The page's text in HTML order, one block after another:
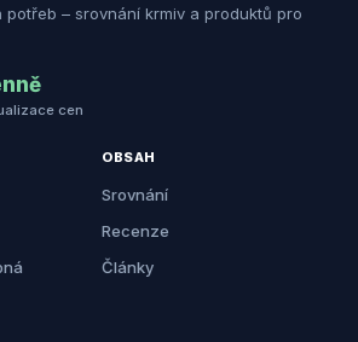
– srovnání krmiv a produktů pro
cen
OBSAH
Srovnání
Recenze
Články